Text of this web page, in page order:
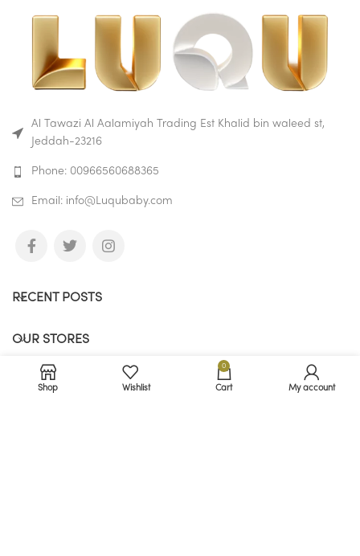
Al Tawazi Al Aalamiyah Trading Est Khalid bin waleed st,
Jeddah-23216
Phone: 00966560688365
Email: info@Luqubaby.com
RECENT POSTS
OUR STORES
USEFUL LINKS
Shop Wishlist
0
Cart My account